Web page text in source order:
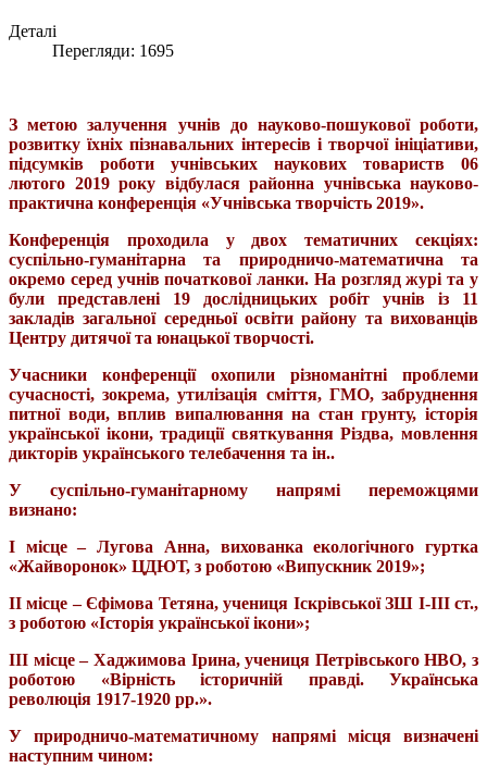
Деталі
Перегляди: 1695
З метою залучення учнів до науково-пошукової роботи,
розвитку їхніх пізнавальних інтересів і творчої ініціативи,
підсумків роботи учнівських наукових товариств 06
лютого 2019 року відбулася районна учнівська науково-
практична конференція «Учнівська творчість 2019».
Конференція проходила у двох тематичних секціях:
суспільно-гуманітарна та природничо-математична та
окремо серед учнів початкової ланки. На розгляд журі та у
були представлені 19 дослідницьких робіт учнів із 11
закладів загальної середньої освіти району та вихованців
Центру дитячої та юнацької творчості.
Учасники конференції охопили різноманітні проблеми
сучасності, зокрема, утилізація сміття, ГМО, забруднення
питної води, вплив випалювання на стан грунту, історія
української ікони, традиції святкування Різдва, мовлення
дикторів українського телебачення та ін..
У суспільно-гуманітарному напрямі переможцями
визнано:
І місце – Лугова Анна, вихованка екологічного гуртка
«Жайворонок» ЦДЮТ, з роботою «Випускник 2019»;
ІІ місце – Єфімова Тетяна, учениця Іскрівської ЗШ І-ІІІ ст.,
з роботою «Історія української ікони»;
ІІІ місце – Хаджимова Ірина, учениця Петрівського НВО, з
роботою «Вірність історичній правді. Українська
революція 1917-1920 рр.».
У природничо-математичному напрямі місця визначені
наступним чином: